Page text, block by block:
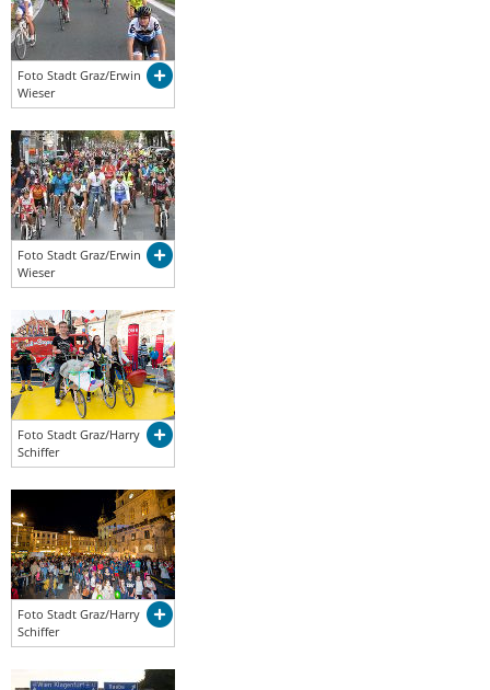
Foto Stadt Graz/Erwin
Wieser
Foto Stadt Graz/Erwin
Wieser
Foto Stadt Graz/Harry
Schiffer
Foto Stadt Graz/Harry
Schiffer